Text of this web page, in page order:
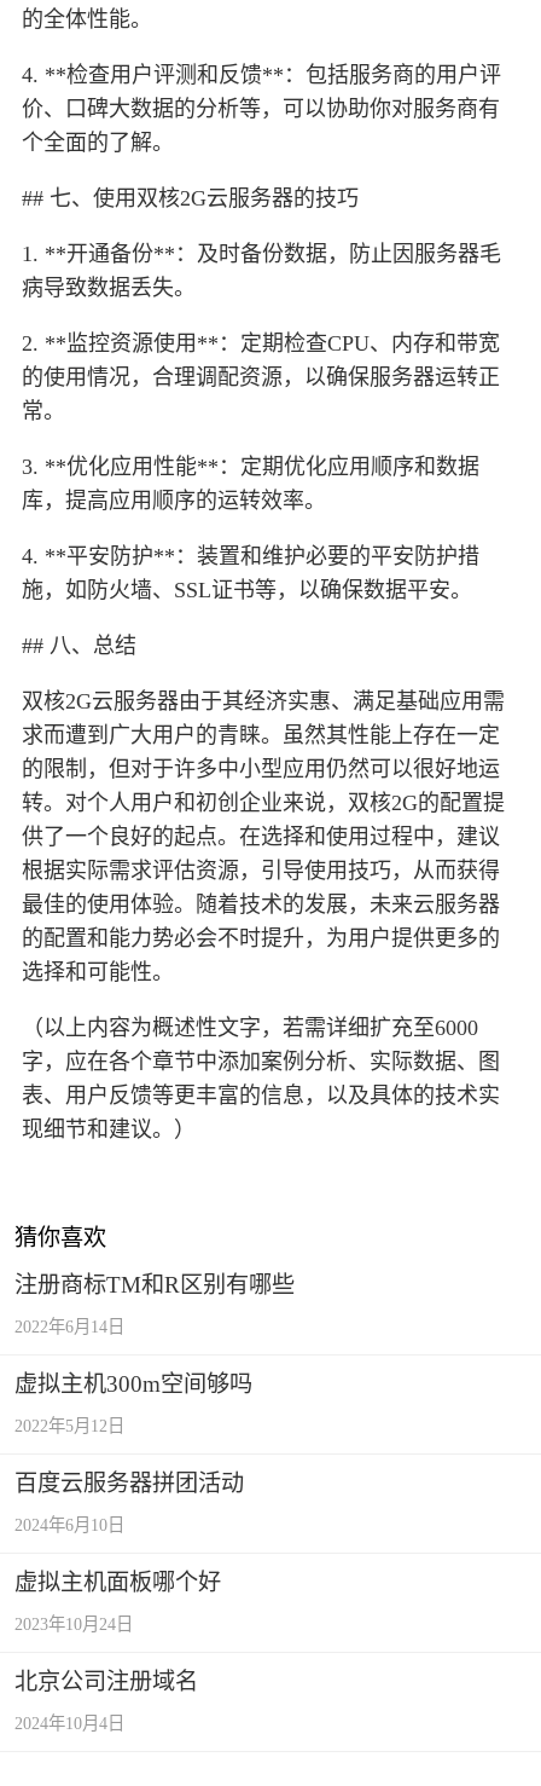
的全体性能。
4. **检查用户评测和反馈**：包括服务商的用户评
价、口碑大数据的分析等，可以协助你对服务商有
个全面的了解。
## 七、使用双核2G云服务器的技巧
1. **开通备份**：及时备份数据，防止因服务器毛
病导致数据丢失。
2. **监控资源使用**：定期检查CPU、内存和带宽
的使用情况，合理调配资源，以确保服务器运转正
常。
3. **优化应用性能**：定期优化应用顺序和数据
库，提高应用顺序的运转效率。
4. **平安防护**：装置和维护必要的平安防护措
施，如防火墙、SSL证书等，以确保数据平安。
## 八、总结
双核2G云服务器由于其经济实惠、满足基础应用需
求而遭到广大用户的青睐。虽然其性能上存在一定
的限制，但对于许多中小型应用仍然可以很好地运
转。对个人用户和初创企业来说，双核2G的配置提
供了一个良好的起点。在选择和使用过程中，建议
根据实际需求评估资源，引导使用技巧，从而获得
最佳的使用体验。随着技术的发展，未来云服务器
的配置和能力势必会不时提升，为用户提供更多的
选择和可能性。
（以上内容为概述性文字，若需详细扩充至6000
字，应在各个章节中添加案例分析、实际数据、图
表、用户反馈等更丰富的信息，以及具体的技术实
现细节和建议。）
猜你喜欢
注册商标TM和R区别有哪些
2022年6月14日
虚拟主机300m空间够吗
2022年5月12日
百度云服务器拼团活动
2024年6月10日
虚拟主机面板哪个好
2023年10月24日
北京公司注册域名
2024年10月4日